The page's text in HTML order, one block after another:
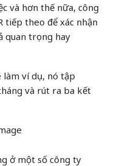
và hơn thế nữa, công
tiếp theo để xác nhận
quan trọng hay
làm ví dụ, nó tập
và rút ra ba kết
ở một số công ty